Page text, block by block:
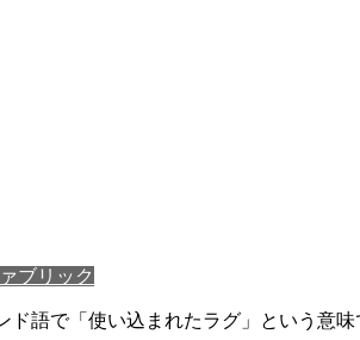
ブリック
語で「使い込まれたラグ」という意